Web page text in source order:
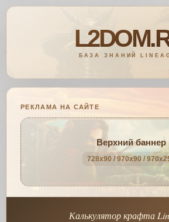
РЕКЛАМА НА САЙТЕ
Верхний баннер
728x90 / 970x90 /
Калькулятор крафта